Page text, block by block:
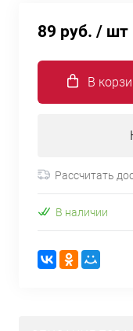
89 руб. / шт
В
Рассчитать
В наличии